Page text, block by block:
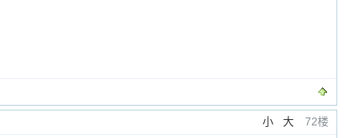
小 大 72楼